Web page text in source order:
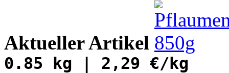
Aktueller Artikel
0.85 kg | 2,29 €/kg